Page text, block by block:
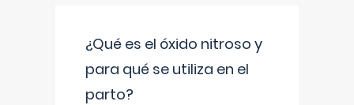
¿Qué es el óxido nitroso y
para qué se utiliza en el
parto?